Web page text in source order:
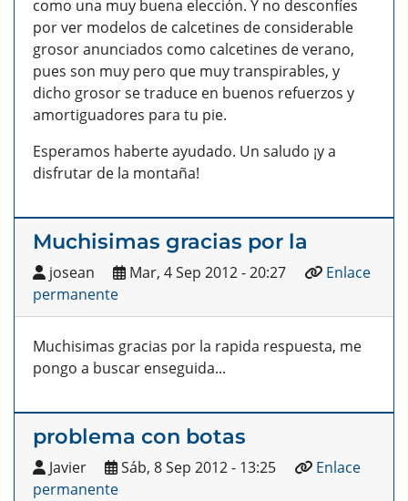
como una muy buena elección. Y no desconfíes
por ver modelos de calcetines de considerable
grosor anunciados como calcetines de verano,
pues son muy pero que muy transpirables, y
dicho grosor se traduce en buenos refuerzos y
amortiguadores para tu pie.
Esperamos haberte ayudado. Un saludo ¡y a
disfrutar de la montaña!
Muchisimas gracias por la
josean Mar, 4 Sep 2012 - 20:27
Enlace
permanente
Muchisimas gracias por la rapida respuesta, me
pongo a buscar enseguida...
problema con botas
Javier Sáb, 8 Sep 2012 - 13:25
Enlace
permanente